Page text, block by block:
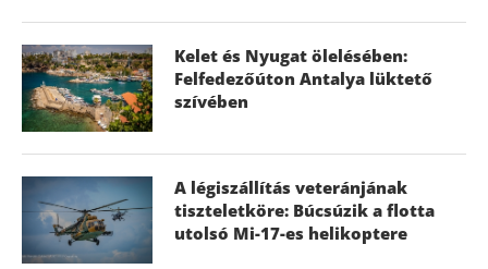
Kelet és Nyugat ölelésében:
Felfedezőúton Antalya lüktető
szívében
A légiszállítás veteránjának
tiszteletköre: Búcsúzik a flotta
utolsó Mi-17-es helikoptere